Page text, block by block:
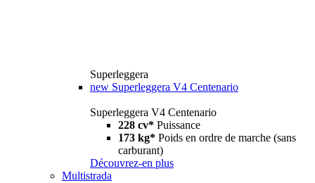
Superleggera
new Superleggera V4 Centenario
Superleggera V4 Centenario
228 cv* Puissance
173 kg* Poids en ordre de marche (sans
carburant)
Découvrez-en plus
Multistrada